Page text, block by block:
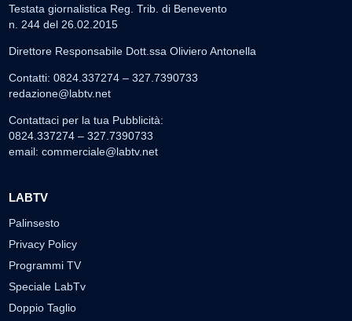
Testata giornalistica Reg. Trib. di Benevento
n. 244 del 26.02.2015
Direttore Responsabile Dott.ssa Oliviero Antonella
Contatti: 0824.337274 – 327.7390733
redazione@labtv.net
Contattaci per la tua Pubblicità:
0824.337274 – 327.7390733
email: commerciale@labtv.net
LABTV
Palinsesto
Privacy Policy
Programmi TV
Speciale LabTv
Doppio Taglio